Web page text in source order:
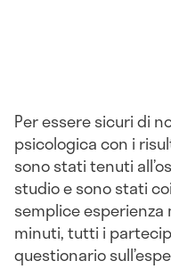
Per essere sicuri di
psicologica con i
sono stati tenuti
studio e sono stati
semplice esperienza
minuti, tutti i
questionario